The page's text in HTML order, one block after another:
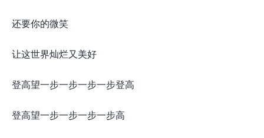
还要你的微笑
让这世界灿烂又美好
登高望一步一步一步一步登高
登高望一步一步一步一步高